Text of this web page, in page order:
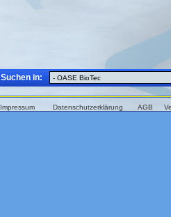
Suchen in:
Impressum Datenschutzerklärung AGB